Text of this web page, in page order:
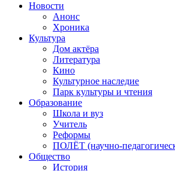
Новости
Анонс
Хроника
Культура
Дом актёра
Литература
Кино
Культурное наследие
Парк культуры и чтения
Образование
Школа и вуз
Учитель
Реформы
ПОЛЁТ (научно-
Общество
История